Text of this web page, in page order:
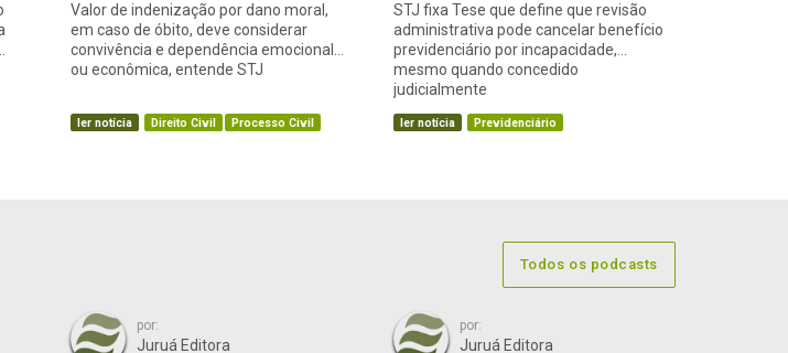
Valor de indenização por dano moral,
em caso de óbito, deve considerar
convivência e dependência emocional
ou econômica, entende STJ
ler notícia Direito Civil Processo Civil
STJ fixa Tese que define que revisão
administrativa pode cancelar benefício
previdenciário por incapacidade,
mesmo quando concedido
judicialmente
ler notícia Previdenciário
Todos os podcasts
por:
Juruá Editora
por:
Juruá Editora